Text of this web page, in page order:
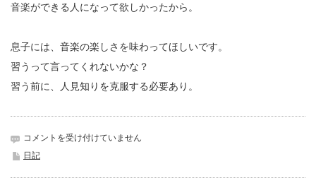
音楽ができる人になって欲しかったから。
息子には、音楽の楽しさを味わってほしいです。
習うって言ってくれないかな？
習う前に、人見知りを克服する必要あり。
ピ
ア
発
コメントを受け付けていません
日記